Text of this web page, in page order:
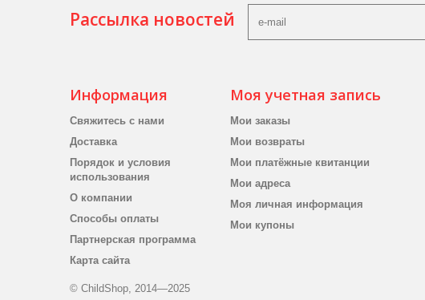
Рассылка новостей
Информация
Свяжитесь с нами
Доставка
Порядок и условия
использования
О компании
Способы оплаты
Партнерская программа
Карта сайта
© ChildShop, 2014—2025
Моя учетная запись
Мои заказы
Мои возвраты
Мои платёжные квитанции
Мои адреса
Моя личная информация
Мои купоны